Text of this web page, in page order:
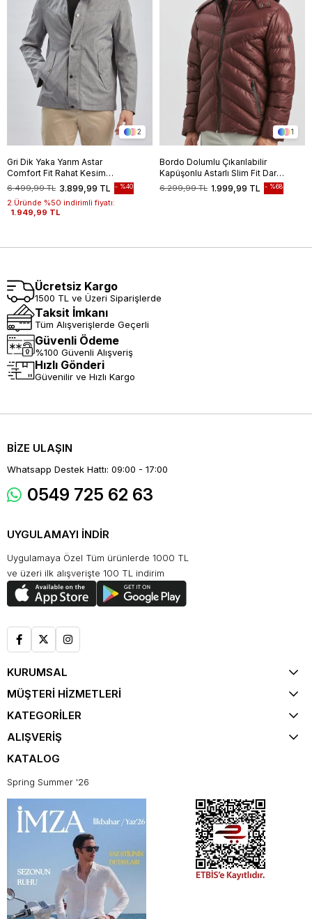
2
Gri Dik Yaka Yarım Astar
Comfort Fit Rahat Kesim
Casual Mont 1007240150
3.899,99 TL
6.499,99 TL %40
2.Üründe %50 indirimli fiyatı:
1.949,99 TL
1
Bordo Dolumlu Çıkarılabilir
Kapüşonlu Astarlı Slim Fit Dar
Kesim Casual Mont
1007245151
1.999,99 TL
6.299,99 TL %68
Ücretsiz Kargo
1500 TL ve Üzeri Siparişlerde
Taksit İmkanı
Tüm Alışverişlerde Geçerli
Güvenli Ödeme
%100 Güvenli Alışveriş
Hızlı Gönderi
Güvenilir ve Hızlı Kargo
BİZE ULAŞIN
Whatsapp Destek Hattı: 09:00 - 17:00
0549 725 62 63
UYGULAMAYI İNDİR
Uygulamaya Özel Tüm ürünlerde 1000 TL
ve üzeri ilk alışverişte 100 TL indirim
KURUMSAL
MÜŞTERİ HİZMETLERİ
KATEGORİLER
ALIŞVERİŞ
KATALOG
Spring Summer '26